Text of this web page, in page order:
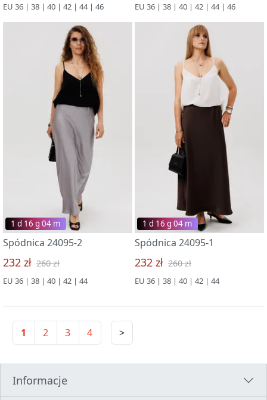
EU 36 | 38 | 40 | 42 | 44 | 46 EU 36 | 38 | 40 | 42 | 44 | 46
1 d 16 g 03 m
Spódnica 24095-2
232 zł 260 zł
EU 36 | 38 | 40 | 42 | 44
1 d 16 g 03 m
Spódnica 24095-1
232 zł 260 zł
EU 36 | 38 | 40 | 42 | 44
1 2 3 4 >
Informacje